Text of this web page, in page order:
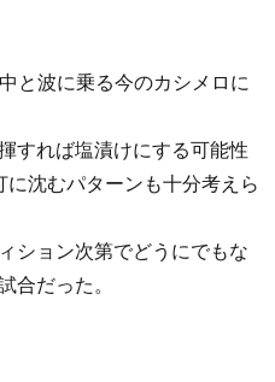
と波に乗る今のカシメロに
すれば塩漬けにする可能性
沈むパターンも十分考えら
ション次第でどうにでもな
合だった。